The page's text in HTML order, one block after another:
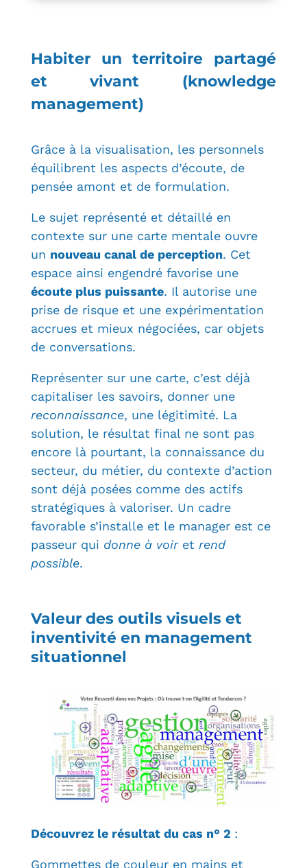
Habiter unterritoire partagé
et vivant (knowledge
management)
Grâce à la visualisation, les personnels
équilibrent les aspects d’écoute, de
pensée amont et de formulation.
Le sujet représenté et détaillé en
contexte sur une carte mentale ouvre
un nouveau canal de perception. Cet
espace ainsi engendré favorise une
écoute plus puissante. Il autorise une
prise de risque et une expérimentation
accrues et mieux négociées, car objets
de conversations.
Représenter sur une carte, c’est déjà
capitaliser les savoirs, donner une
reconnaissance, une légitimité. La
solution, le résultat final ne sont pas
encore là pourtant, la connaissance du
secteur, du métier, du contexte d’action
sont déjà posées comme des actifs
stratégiques à valoriser. Un cadre
favorable s’installe et le manager est ce
passeur qui donne à voiret rend
possible.
Valeur des outils visuels et
inventivité en management
situationnel
Découvrez le résultat du cas n° 2 :
Gommettes de couleur en mains et